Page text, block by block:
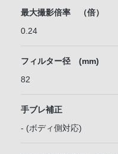
最大撮影倍率 （倍）
0.24
フィルター径 (mm)
82
手ブレ補正
- (ボディ側対応)